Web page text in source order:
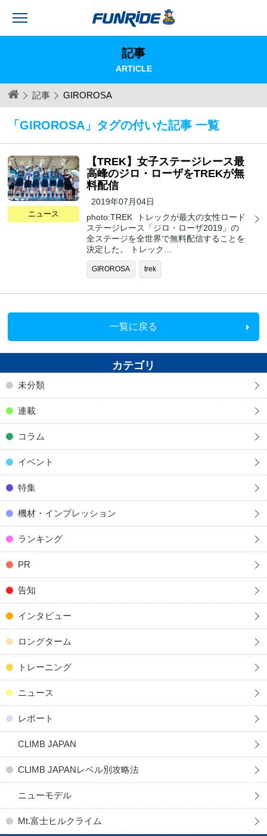
記事
ARTICLE
記事 GIROROSA
「GIROROSA」タグの付いた記事 一覧
ニュース
【TREK】女子ステージレース最
高峰のジロ・ローザをTREKが無
料配信
2019年07月04日
photo:TREK トレックが最大の女性ロード
ステージレース「ジロ・ローザ2019」の
全ステージを全世界で無料配信することを
決定した。 トレック…
GIROROSA trek
一覧に戻る
カテゴリ
未分類
連載
コラム
イベント
特集
機材・インプレッション
ランキング
PR
告知
インタビュー
ロングターム
トレーニング
ニュース
レポート
CLIMB JAPAN
CLIMB JAPANレベル別攻略法
ニューモデル
Mt.富士ヒルクライム